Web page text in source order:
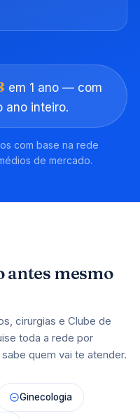
em 1 ano — com
ano inteiro.
com base na rede
de mercado.
antes mesmo
cirurgias e Clube de
toda a rede por
quem vai te atender.
Ginecologia